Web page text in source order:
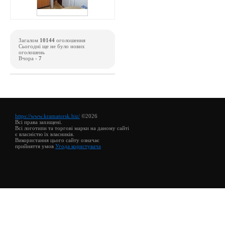
Загалом 10144 оголошення
Сьогодні ще не було нових
оголошень
Вчора - 7
https://www.kramatorsk.biz/ ©2026
Всі права захищені.
Всі логотипи та торгові марки на даному сайті
є власністю їх власників.
Використання цього сайту означає
прийняття умов Угода користувача